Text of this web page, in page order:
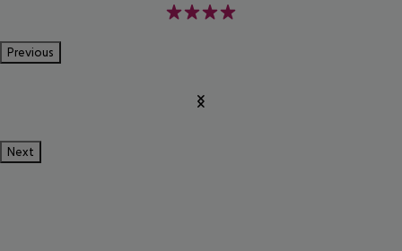
4
Previous
Next